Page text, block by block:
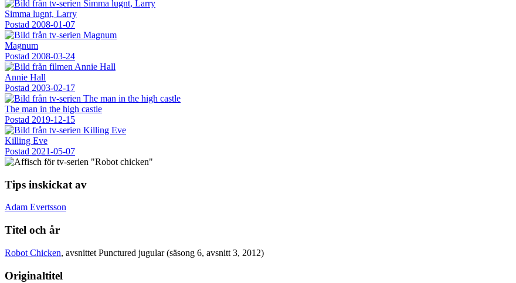
Simma lugnt, Larry
Postad 2008-01-07
Magnum
Postad 2008-03-24
Annie Hall
Postad 2003-02-17
The man in the high castle
Postad 2019-12-15
Killing Eve
Postad 2021-05-07
Tips inskickat av
Adam Evertsson
Titel och år
Robot Chicken, avsnittet Punctured jugular (säsong 6, avsnitt 3, 2012)
Originaltitel